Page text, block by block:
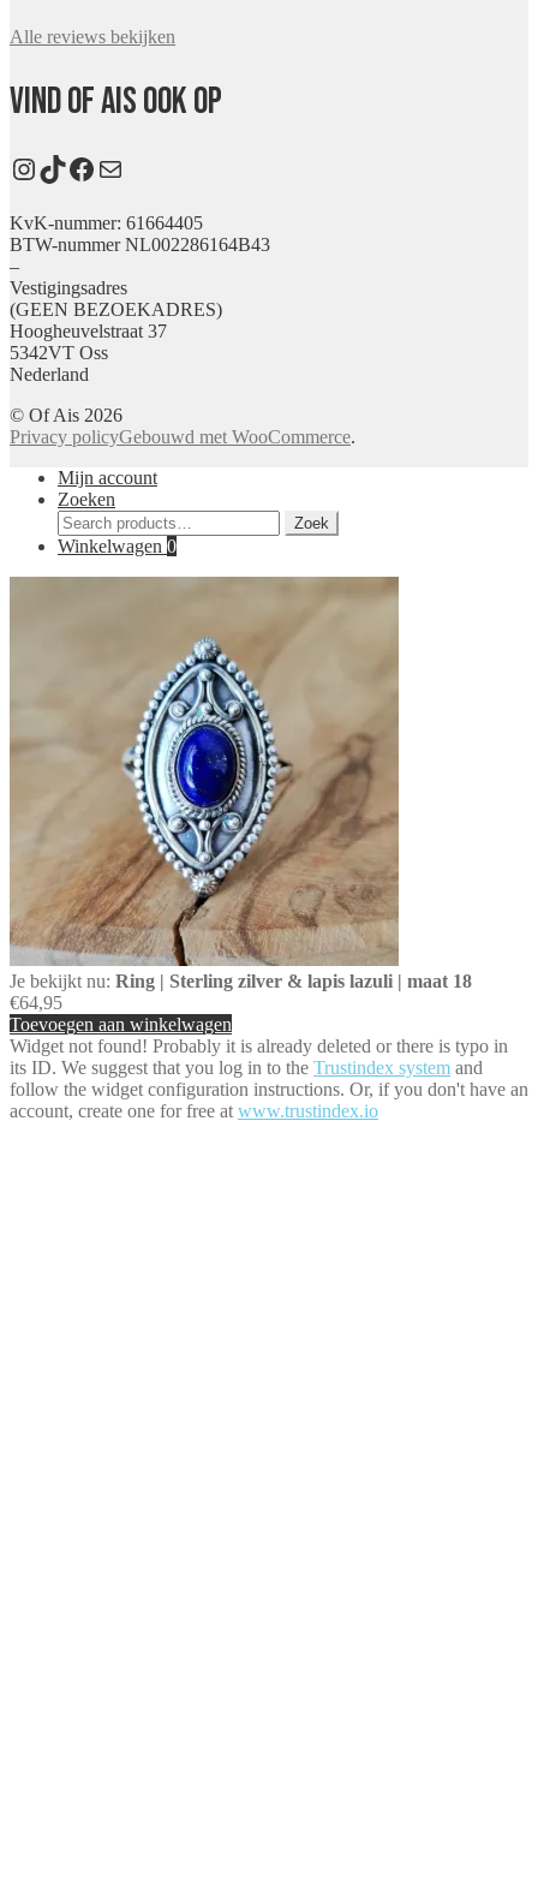
Alle reviews bekijken
Vind Of Ais ook op
Instagram
TikTok
Facebook
E-mail
KvK-nummer: 61664405
BTW-nummer NL002286164B43
–
Vestigingsadres
(GEEN BEZOEKADRES)
Hoogheuvelstraat 37
5342VT Oss
Nederland
© Of Ais 2026
Privacy policyGebouwd met WooCommerce.
Mijn account
Zoeken
Zoeken
voor:
Zoek
Winkelwagen 0
Je bekijkt nu: Ring | Sterling zilver & lapis lazuli | maat 18
€64,95
Toevoegen aan winkelwagen
Widget not found! Probably it is already deleted or there is typo in
its ID. We suggest that you log in to the Trustindex system and
follow the widget configuration instructions. Or, if you don't have an
account, create one for free at www.trustindex.io